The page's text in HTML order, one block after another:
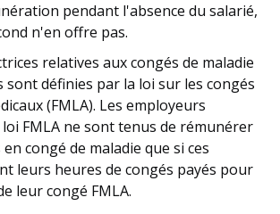
pendant l'absence du salarié,
n'en offre pas.
relatives aux congés de maladie
sont définies par la loi sur les congés
(FMLA). Les employeurs
FMLA ne sont tenus de rémunérer
congé de maladie que si ces
leurs heures de congés payés pour
leur congé FMLA.